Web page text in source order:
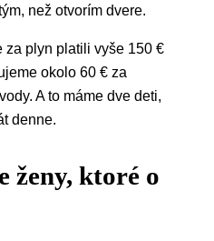
než otvorím dvere.
za plyn platili vyše 150 €
okolo 60 € za
A to máme dve deti,
denne.
ženy, ktoré o